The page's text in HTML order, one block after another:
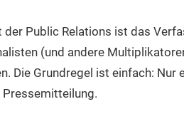
Public Relations ist das
(und andere
Die Grundregel ist einfach: